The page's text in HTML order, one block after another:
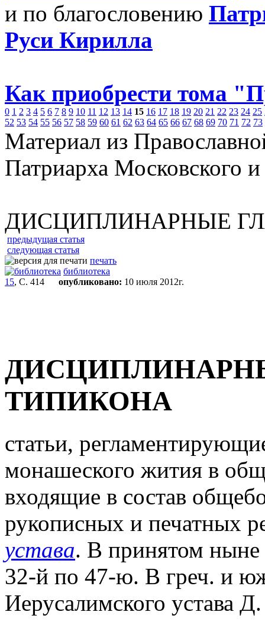
и по благословению
Руси Кирилла
Как приобрести тома
0 1 2 3 4 5 6 7 8 9 10 11 12 13 14 15 16 17 18 19 20 21 22 23 24 25
52 53 54 55 56 57 58 59 60 61 62 63 64 65 66 67 68 69 70 71 72 73
Материал из
Патриарха Московского
ДИСЦИПЛИНАРНЫЕ
предыдущая статья
следующая статья
печать
библиотека
15, С. 414 опубликовано: 10 июля 2012г.
ТИПИКОНА
статьи,
монашеского жития в
входящие в состав
рукописных и печатных
устава. В принятом
32-й по 47-ю. В греч. и
Иерусалимского устава